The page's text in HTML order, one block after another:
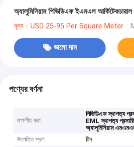
অ্যালুমিনিয়াম পিভিডিএফ ইএমএল আর্কিটেকচারাল
মূল্য：USD 25-95 Per Square Meter
ভালো দাম
পণ্যের বর্ণনা
লক্ষণীয় করা
পিভিডিএফ স্থাপত্য
EML স্থাপত্য
অ্যালুমিনিয়াম
উৎপত্তি স্থল
চীন